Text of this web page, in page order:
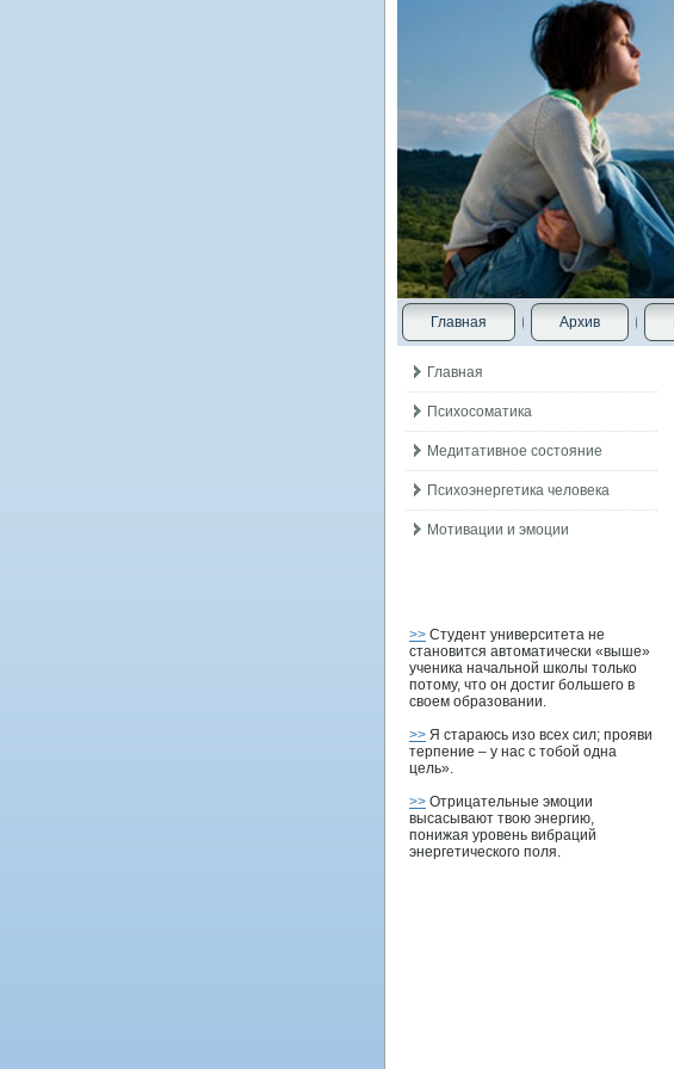
Главная Архив
Главная
Психосоматика
Медитативное состояние
Психоэнергетика человека
Мотивации и эмоции
>> Студент университета не
становится автоматически «выше»
ученика начальной школы только
потому, что он достиг большего в
своем образовании.
>> Я стараюсь изо всех сил; прояви
терпение – у нас с тобой одна
цель».
>> Отрицательные эмоции
высасывают твою энергию,
понижая уровень вибраций
энергетического поля.